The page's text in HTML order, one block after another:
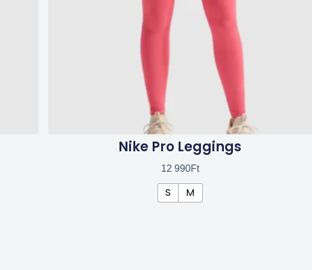
Nike Pro Leggings
12 990Ft
termékoldalon
választhatók
S M